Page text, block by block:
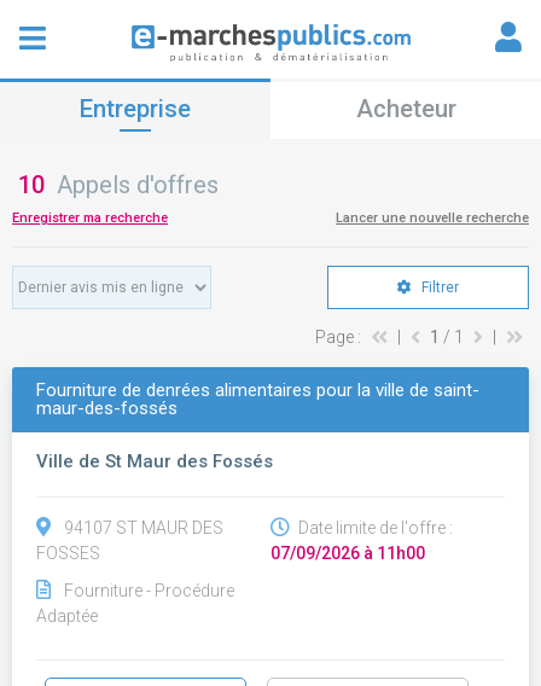
Entreprise Acheteur
10 Appels d'offres
Enregistrer ma recherche Lancer une nouvelle recherche
Filtrer
Page : 1 / 1
Fourniture de denrées alimentaires pour la ville de saint-
maur-des-fossés
Ville de St Maur des Fossés
94107 ST MAUR DES
FOSSES
Fourniture - Procédure
Adaptée
Date limite de l'offre :
07/09/2026 à 11h00